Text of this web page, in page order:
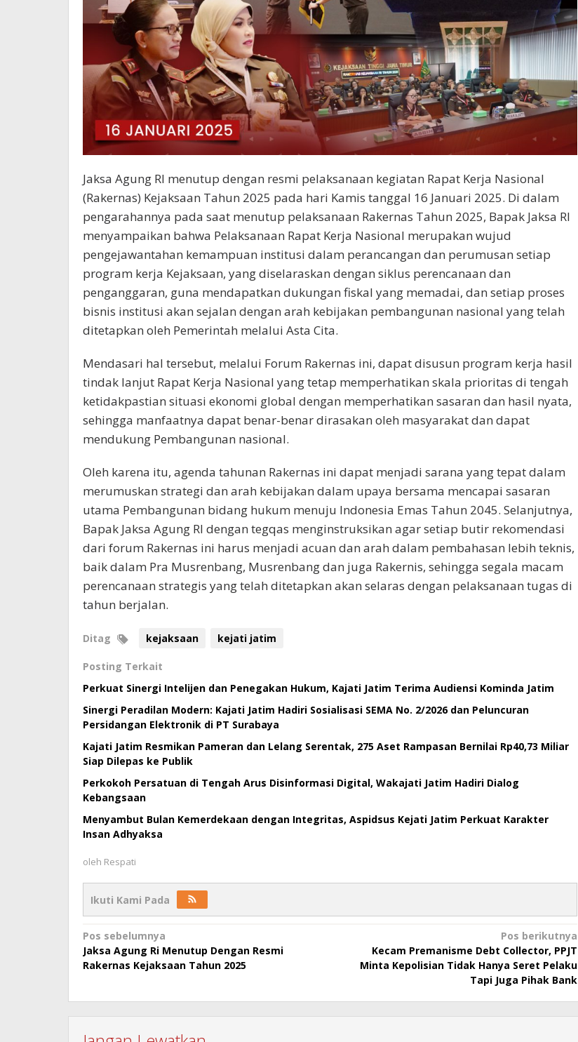
Jaksa Agung RI menutup dengan resmi pelaksanaan kegiatan Rapat Kerja Nasional
(Rakernas) Kejaksaan Tahun 2025 pada hari Kamis tanggal 16 Januari 2025. Di dalam
pengarahannya pada saat menutup pelaksanaan Rakernas Tahun 2025, Bapak Jaksa RI
menyampaikan bahwa Pelaksanaan Rapat Kerja Nasional merupakan wujud
pengejawantahan kemampuan institusi dalam perancangan dan perumusan setiap
program kerja Kejaksaan, yang diselaraskan dengan siklus perencanaan dan
penganggaran, guna mendapatkan dukungan fiskal yang memadai, dan setiap proses
bisnis institusi akan sejalan dengan arah kebijakan pembangunan nasional yang telah
ditetapkan oleh Pemerintah melalui Asta Cita.
Mendasari hal tersebut, melalui Forum Rakernas ini, dapat disusun program kerja hasil
tindak lanjut Rapat Kerja Nasional yang tetap memperhatikan skala prioritas di tengah
ketidakpastian situasi ekonomi global dengan memperhatikan sasaran dan hasil nyata,
sehingga manfaatnya dapat benar-benar dirasakan oleh masyarakat dan dapat
mendukung Pembangunan nasional.
Oleh karena itu, agenda tahunan Rakernas ini dapat menjadi sarana yang tepat dalam
merumuskan strategi dan arah kebijakan dalam upaya bersama mencapai sasaran
utama Pembangunan bidang hukum menuju Indonesia Emas Tahun 2045. Selanjutnya,
Bapak Jaksa Agung RI dengan tegqas menginstruksikan agar setiap butir rekomendasi
dari forum Rakernas ini harus menjadi acuan dan arah dalam pembahasan lebih teknis,
baik dalam Pra Musrenbang, Musrenbang dan juga Rakernis, sehingga segala macam
perencanaan strategis yang telah ditetapkan akan selaras dengan pelaksanaan tugas di
tahun berjalan.
Ditag kejaksaan kejati jatim
Posting Terkait
Perkuat Sinergi Intelijen dan Penegakan Hukum, Kajati Jatim Terima Audiensi Kominda Jatim
Sinergi Peradilan Modern: Kajati Jatim Hadiri Sosialisasi SEMA No. 2/2026 dan Peluncuran
Persidangan Elektronik di PT Surabaya
Kajati Jatim Resmikan Pameran dan Lelang Serentak, 275 Aset Rampasan Bernilai Rp40,73 Miliar
Siap Dilepas ke Publik
Perkokoh Persatuan di Tengah Arus Disinformasi Digital, Wakajati Jatim Hadiri Dialog
Kebangsaan
Menyambut Bulan Kemerdekaan dengan Integritas, Aspidsus Kejati Jatim Perkuat Karakter
Insan Adhyaksa
oleh Respati
Ikuti Kami Pada
Navigasi
pos
Pos sebelumnya
Jaksa Agung Ri Menutup Dengan Resmi
Rakernas Kejaksaan Tahun 2025
Pos berikutnya
Kecam Premanisme Debt Collector, PPJT
Minta Kepolisian Tidak Hanya Seret Pelaku
Tapi Juga Pihak Bank